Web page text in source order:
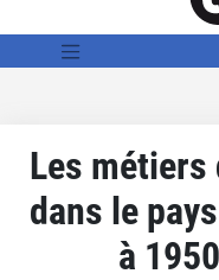
Les
dans le
à